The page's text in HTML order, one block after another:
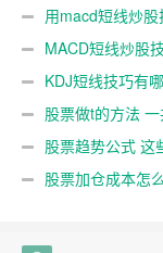
用macd短线炒
MACD短线炒股
KDJ短线技巧有
股票做t的方法
股票趋势公式 这
股票加仓成本怎